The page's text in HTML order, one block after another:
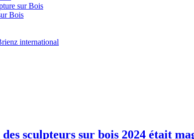
sur Bois
Bois
international
sculpteurs sur bois 2024 était